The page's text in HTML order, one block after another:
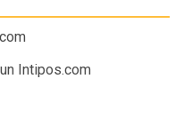
Intipos.com